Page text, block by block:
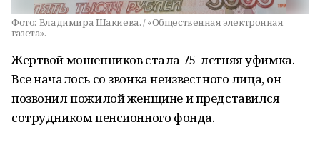
Фото: Владимира Шакиева. / «Общественная электронная
газета».
Жертвой мошенников стала 75-летняя уфимка.
Все началось со звонка неизвестного лица, он
позвонил пожилой женщине и представился
сотрудником пенсионного фонда.